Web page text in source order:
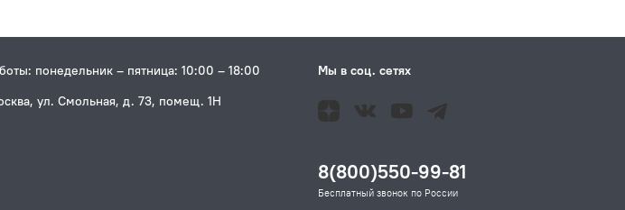
понедельник – пятница: 10:00 – 18:00
ул. Смольная, д. 73, помещ. 1Н
Мы в соц. сетях
8(800)550-99-81
Бесплатный звонок по России